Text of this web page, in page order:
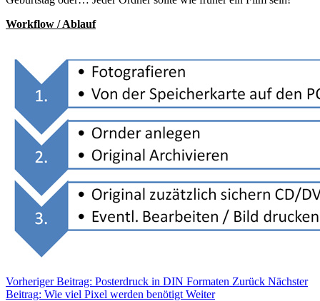
Workflow / Ablauf
Vorheriger Beitrag: Posterdruck in DIN Formaten Zurück Nächster
Beitrag: Wie viel Pixel werden benötigt Weiter